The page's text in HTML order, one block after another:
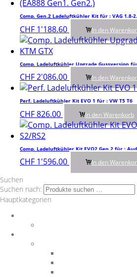
Comp. Gen.2 Ladeluftkühler Kit für : VAG 1.8-
CHF 1'188.60 In den
Comp. Ladeluftkühler Upgrade Gussversion
CHF2'086.00 In den
Perf. Ladeluftkühler Kit EVO 1 für : VW T5 T6
CHF826.00 In den Warenkorb
Comp. Ladeluftkühler Kit EVO2 Gen.2 für :
CHF 1'596.00 In den
Suchen
Suchen nach:
Hauptkategorien